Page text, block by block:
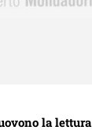
la lettura